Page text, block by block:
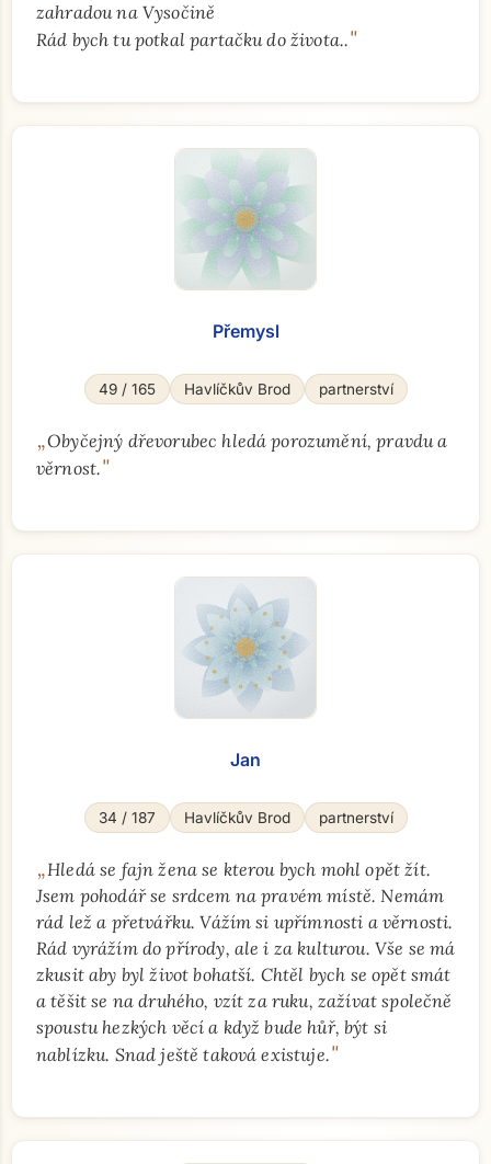
zahradou na Vysočině
Rád bych tu potkal partačku do života.."
Přemysl
49 / 165 Havlíčkův Brod partnerství
„Obyčejný dřevorubec hledá porozumění, pravdu a
věrnost."
Jan
34 / 187 Havlíčkův Brod partnerství
„Hledá se fajn žena se kterou bych mohl opět žít.
Jsem pohodář se srdcem na pravém místě. Nemám
rád lež a přetvářku. Vážím si upřímnosti a věrnosti.
Rád vyrážím do přírody, ale i za kulturou. Vše se má
zkusit aby byl život bohatší. Chtěl bych se opět smát
a těšit se na druhého, vzít za ruku, zažívat společně
spoustu hezkých věcí a když bude hůř, být si
nablízku. Snad ještě taková existuje."